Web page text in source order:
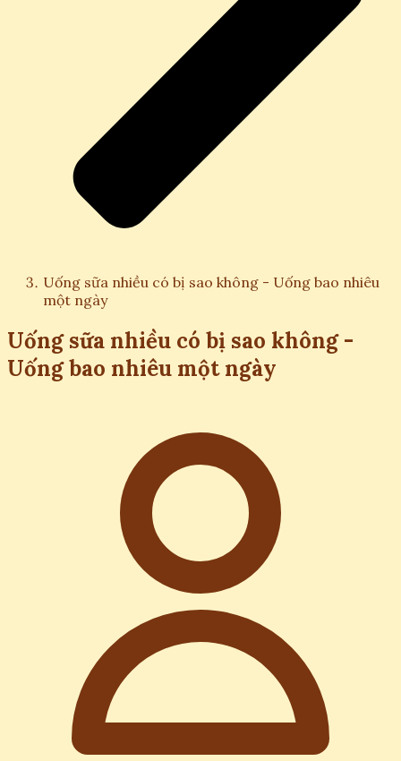
Uống sữa nhiều có bị sao không - Uống bao nhiêu
một ngày
Uống sữa nhiều có bị sao không -
Uống bao nhiêu một ngày